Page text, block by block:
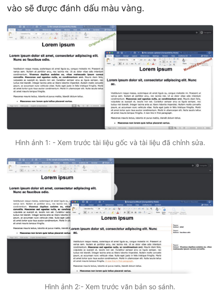
vào sẽ được đánh dấu màu vàng.
Hình ảnh 1: - Xem trước tài liệu gốc và tài liệu đã chỉnh sửa.
Hình ảnh 2:- Xem trước văn bản so sánh.